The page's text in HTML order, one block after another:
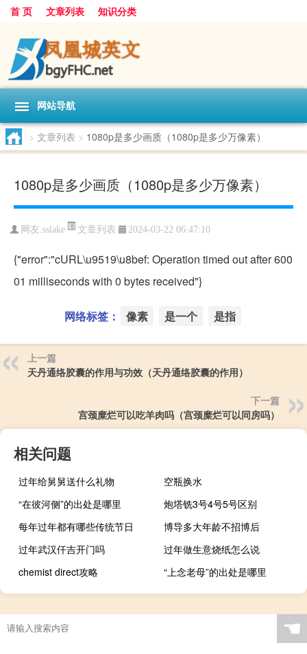
首 页 文章列表 知识分类
网站导航
> 文章列表 > 1080p是多少画质（1080p是多少万像素）
1080p是多少画质（1080p是多少万像素）
网友:sslake 文章列表 2024-03-22 06:47:10
{"error":"cURL\u9519\u8bef: Operation timed out after 600
01 milliseconds with 0 bytes received"}
网络标签： 像素 是一个 是指
上一篇
天丹通络胶囊的作用与功效（天丹通络胶囊的作用）
下一篇
宫颈糜烂可以吃羊肉吗（宫颈糜烂可以同房吗）
相关问题
过年给舅舅送什么礼物
空瓶换水
“在彼河侧”的出处是哪里
炮塔铣3号4号5号区别
每年过年都有哪些传统节日
博导多大年龄不招博后
过年武汉仟吉开门吗
过年做生意烧纸怎么说
chemist direct攻略
“上念老母”的出处是哪里
☚